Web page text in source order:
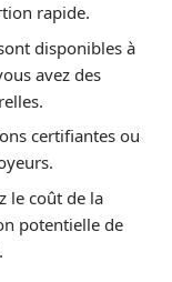
rapide.
disponibles à
avez des
certifiantes ou
le coût de la
potentielle de